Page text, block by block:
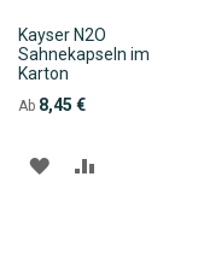
Kayser N2O
Sahnekapseln im
Karton
Ab 8,45 €
ZUR